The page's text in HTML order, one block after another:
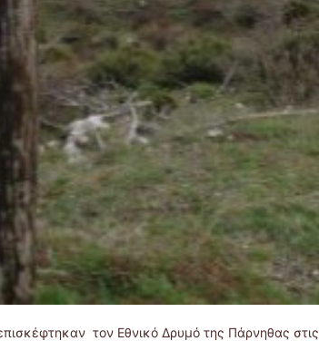
τον Εθνικό Δρυμό της Πάρνηθας στις